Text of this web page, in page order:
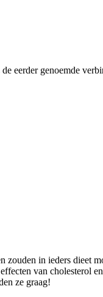
eerder genoemde
zouden in ieders dieet
van cholesterol
ze graag!